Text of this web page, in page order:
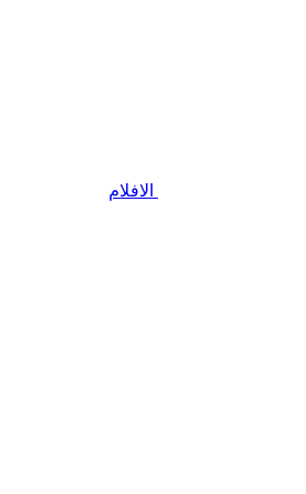
الافلام